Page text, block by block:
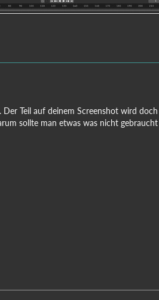
Teil auf deinem Screenshot wird
sollte man etwas was nicht